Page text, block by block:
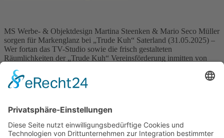
MS Werbe- & Objektdesign Martina Steenken & Mario Seco Müller
sorgen für Markenglanz bei „Trude Kuh“ Saterland (31.05.2025) –
Wer fortan das TV-Studio sowie die frisch gestalteten
Räumlichkeiten der „Trude Kuh“ Vereinsförderung inmitten von
wird sofort von einem besonderen Blickfang empfangen: Ein
exklusiv gefertigter Schriftzug […]
Impressum
Datenschutz